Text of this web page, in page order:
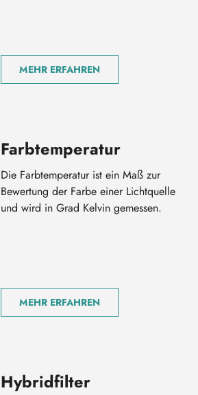
MEHR ERFAHREN
Farbtemperatur
Die Farbtemperatur ist ein Maß zur
Bewertung der Farbe einer Lichtquelle
und wird in Grad Kelvin gemessen.
MEHR ERFAHREN
Hybridfilter